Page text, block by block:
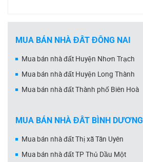
MUA BÁN NHÀ ĐẤT ĐỒNG NAI
Mua bán nhà đất Huyện Nhơn Trạch
Mua bán nhà đất Huyện Long Thành
Mua bán nhà đất Thành phố Biên Hoà
MUA BÁN NHÀ ĐẤT BÌNH DƯƠNG
Mua bán nhà đất Thị xã Tân Uyên
Mua bán nhà đất TP Thủ Dầu Một